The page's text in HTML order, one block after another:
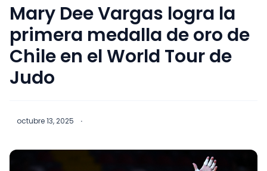
Mary Dee Vargas logra la
primera medalla de oro de
Chile en el World Tour de
Judo
octubre 13, 2025 ·